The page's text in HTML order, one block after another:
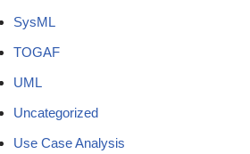
SysML
TOGAF
UML
Uncategorized
Use Case Analysis